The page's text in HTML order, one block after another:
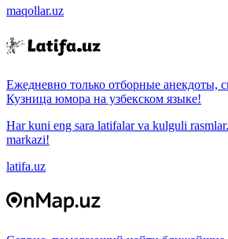
maqollar.uz
Ежедневно только отборные анекдоты,
Кузница юмора на узбекском языке!
Har kuni eng sara latifalar va kulguli
markazi!
latifa.uz